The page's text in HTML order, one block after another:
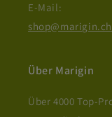
E-Mail:
shop@marigin.ch
Über Marigin
Über 4000 Top-